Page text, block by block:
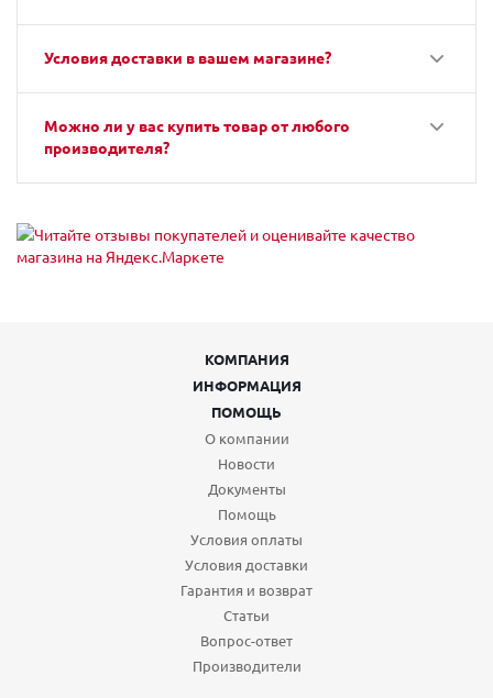
Условия доставки в вашем магазине?
Можно ли у вас купить товар от любого
производителя?
КОМПАНИЯ
ИНФОРМАЦИЯ
ПОМОЩЬ
О компании
Новости
Документы
Помощь
Условия оплаты
Условия доставки
Гарантия и возврат
Статьи
Вопрос-ответ
Производители